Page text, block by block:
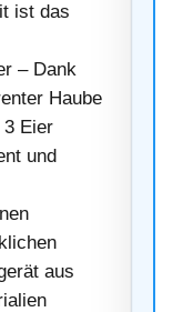
ist das
– Dank
Haube
3 Eier
und
aus